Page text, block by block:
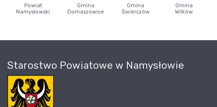
Powiat
Namysłowski
Gmina
Domaszowice
Gmina
Świerczów
Gmina
Wilków
Starostwo Powiatowe w Namysłowie